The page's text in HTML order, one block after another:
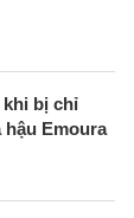
bị chỉ
Emoura